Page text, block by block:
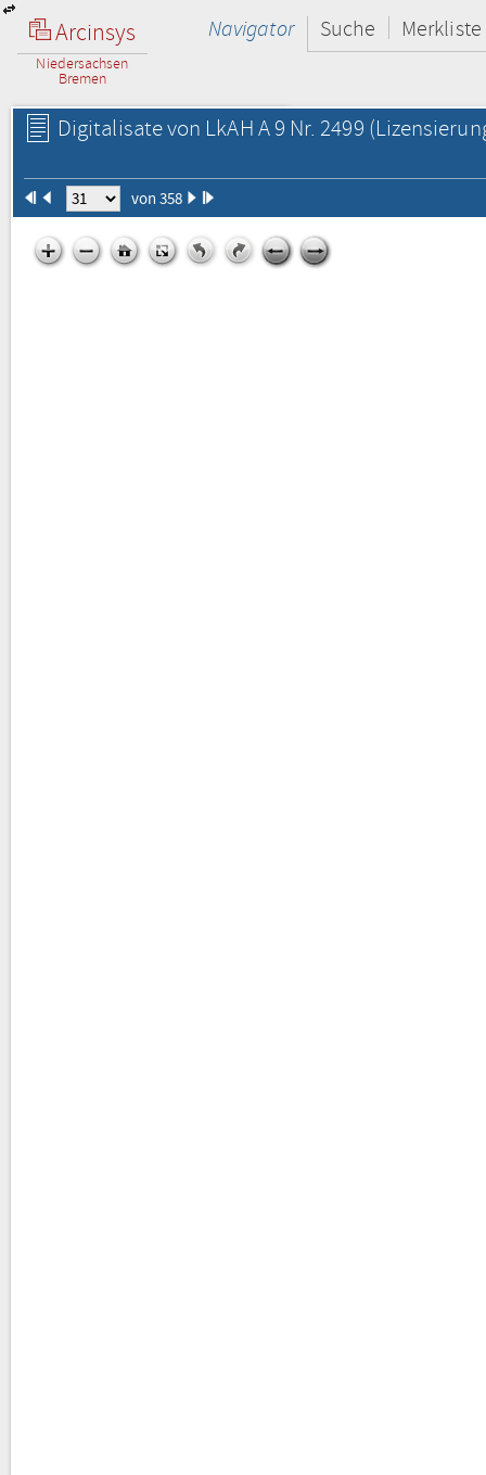
Arcinsys
Niedersachsen
Bremen
Navigator Suche Merkliste
Digitalisate von LkAH A 9 Nr. 2499
von 358